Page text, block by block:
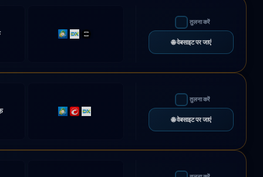
MT4DXtradeTradeLocker
तुलना करें
🌐 वेबसाइट पर जाएं
MT5cTrader
DXtrade
तुलना करें
🌐 वेबसाइट पर जाएं